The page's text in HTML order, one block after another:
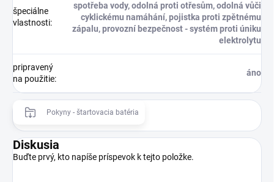
špeciálne
vlastnosti:
spotřeba vody, odolná proti otřesům, odolná vůči
cyklickému namáhání, pojistka proti zpětnému
zápalu, provozní bezpečnost - systém proti úniku
elektrolytu
pripravený
na použitie:
áno
Pokyny - štartovacia batéria
Diskusia
Buďte prvý, kto napíše príspevok k tejto položke.